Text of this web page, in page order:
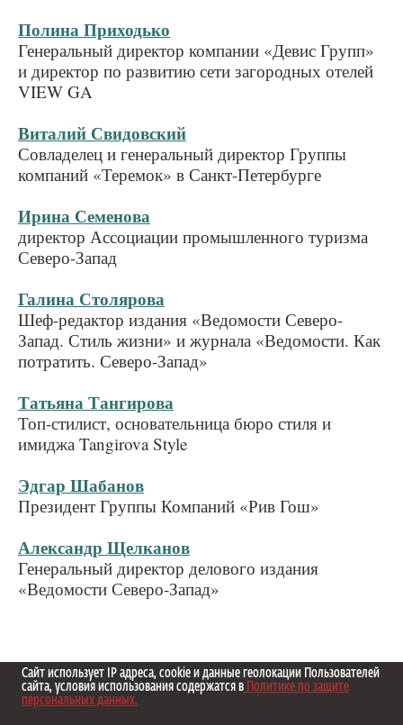
Полина Приходько
Генеральный директор компании «Девис Групп»
и директор по развитию сети загородных отелей
VIEW GA
Виталий Свидовский
Совладелец и генеральный директор Группы
компаний «Теремок» в Санкт-Петербурге
Ирина Семенова
директор Ассоциации промышленного туризма
Северо-Запад
Галина Столярова
Шеф-редактор издания «Ведомости Северо-
Запад. Стиль жизни» и журнала «Ведомости. Как
потратить. Северо-Запад»
Татьяна Тангирова
Топ-стилист, основательница бюро стиля и
имиджа Tangirova Style
Эдгар Шабанов
Президент Группы Компаний «Рив Гош»
Александр Щелканов
Генеральный директор делового издания
«Ведомости Северо-Запад»
Сайт использует IP адреса, cookie и данные геолокации Пользователей
сайта, условия использования содержатся в Политике по защите
персональных данных.